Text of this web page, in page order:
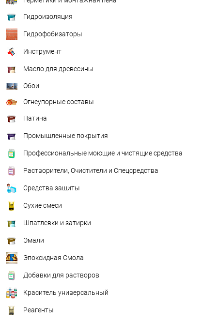
Гидроизоляция
Гидрофобизаторы
Инструмент
Масло для древесины
Обои
Огнеупорные составы
Патина
Промышленные покрытия
Профессиональные моющие и чистящие средства
Растворители, Очистители и Спецсредства
Средства защиты
Сухие смеси
Шпатлевки и затирки
Эмали
Эпоксидная Смола
Добавки для растворов
Краситель универсальный
Реагенты